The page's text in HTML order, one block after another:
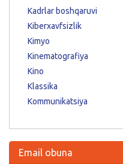
Kadrlar boshqaruvi
Kiberxavfsizlik
Kimyo
Kinematografiya
Kino
Klassika
Kommunikatsiya
Email obuna